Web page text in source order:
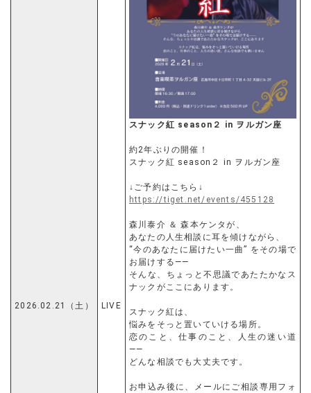
2026.02.21（土） LIVE
スナック紅 season２ in ヲルガン座
約2年ぶりの開催！
スナック紅 season２ in ヲルガン座
↓ご予約はこちら↓
https://tiget.net/events/455128
森川泰介 ＆ 森本ケンタが、
あなたの人生相談に耳を傾けながら、
“今のあなたに届けたい一曲” をその場で
お届けする——
そんな、ちょっと不思議であたたかなス
ナックがここにあります。
スナック紅は、
悩みをそっと置いていける場所。
恋のこと、仕事のこと、人生の迷い道
——
どんな相談でも大丈夫です。
お申込み後に、メールにご相談専用フォ